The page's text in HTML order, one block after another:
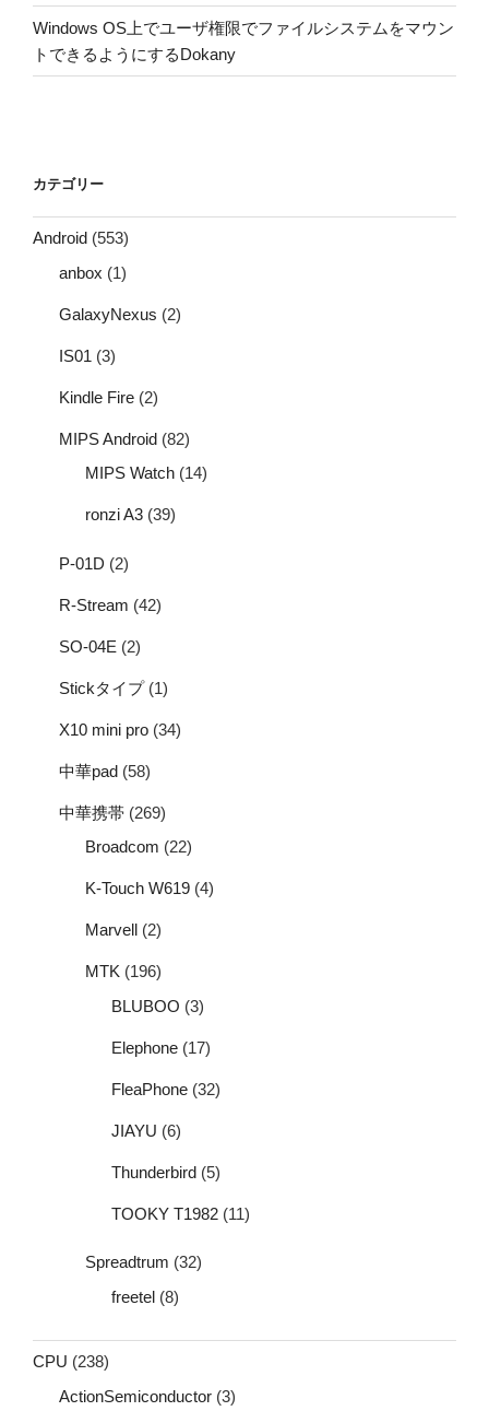
Windows OS上でユーザ権限でファイルシステムをマウン
トできるようにするDokany
カテゴリー
Android (553)
anbox (1)
GalaxyNexus (2)
IS01 (3)
Kindle Fire (2)
MIPS Android (82)
MIPS Watch (14)
ronzi A3 (39)
P-01D (2)
R-Stream (42)
SO-04E (2)
Stickタイプ(1)
X10 mini pro (34)
中華pad (58)
中華携帯 (269)
Broadcom (22)
K-Touch W619 (4)
Marvell (2)
MTK (196)
BLUBOO (3)
Elephone (17)
FleaPhone (32)
JIAYU (6)
Thunderbird (5)
TOOKY T1982 (11)
Spreadtrum (32)
freetel (8)
CPU (238)
ActionSemiconductor (3)